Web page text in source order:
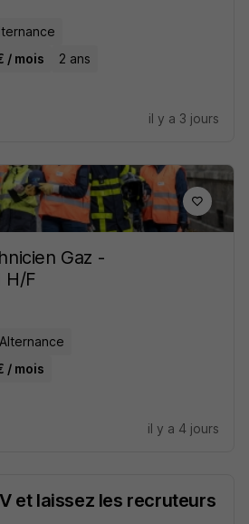
/ mois
2 ans
il y a 3 jours
Gaz -
H/F
Alternance
/ mois
il y a 4 jours
et laissez les recruteurs